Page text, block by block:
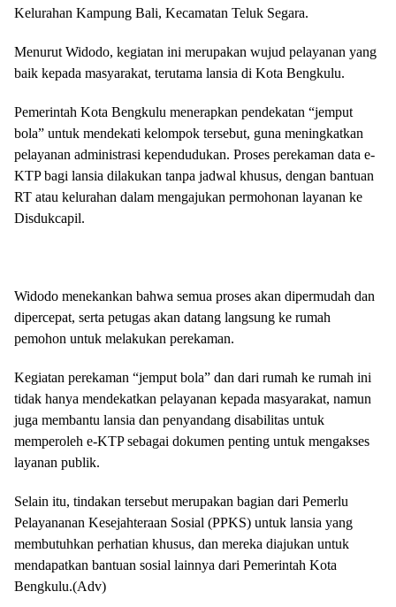
Kelurahan Kampung Bali, Kecamatan Teluk Segara.
Menurut Widodo, kegiatan ini merupakan wujud pelayanan yang
baik kepada masyarakat, terutama lansia di Kota Bengkulu.
Pemerintah Kota Bengkulu menerapkan pendekatan “jemput
bola” untuk mendekati kelompok tersebut, guna meningkatkan
pelayanan administrasi kependudukan. Proses perekaman data e-
KTP bagi lansia dilakukan tanpa jadwal khusus, dengan bantuan
RT atau kelurahan dalam mengajukan permohonan layanan ke
Disdukcapil.
Widodo menekankan bahwa semua proses akan dipermudah dan
dipercepat, serta petugas akan datang langsung ke rumah
pemohon untuk melakukan perekaman.
Kegiatan perekaman “jemput bola” dan dari rumah ke rumah ini
tidak hanya mendekatkan pelayanan kepada masyarakat, namun
juga membantu lansia dan penyandang disabilitas untuk
memperoleh e-KTP sebagai dokumen penting untuk mengakses
layanan publik.
Selain itu, tindakan tersebut merupakan bagian dari Pemerlu
Pelayananan Kesejahteraan Sosial (PPKS) untuk lansia yang
membutuhkan perhatian khusus, dan mereka diajukan untuk
mendapatkan bantuan sosial lainnya dari Pemerintah Kota
Bengkulu.(Adv)